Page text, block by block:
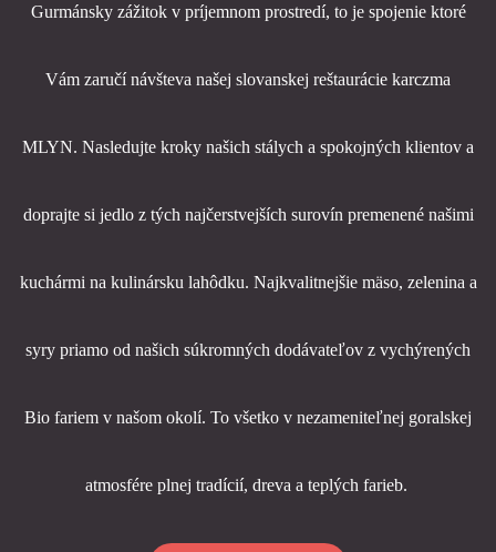
Gurmánsky zážitok v príjemnom prostredí, to je spojenie ktoré
Vám zaručí návšteva našej slovanskej reštaurácie karczma
MLYN. Nasledujte kroky našich stálych a spokojných klientov a
doprajte si jedlo z tých najčerstvejších surovín premenené našimi
kuchármi na kulinársku lahôdku. Najkvalitnejšie mäso, zelenina a
syry priamo od našich súkromných dodávateľov z vychýrených
Bio fariem v našom okolí. To všetko v nezameniteľnej goralskej
atmosfére plnej tradícií, dreva a teplých farieb.